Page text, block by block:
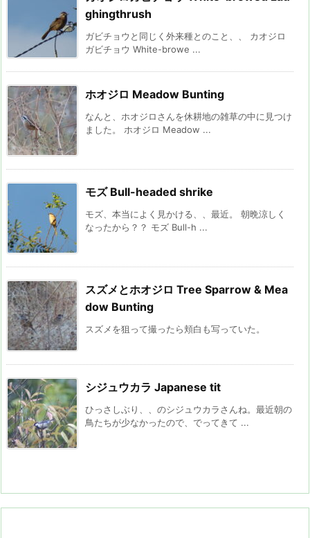
ghingthrush
ガビチョウと同じく外来種とのこと、、 カオジロ
ガビチョウ White-browe ...
ホオジロ Meadow Bunting
なんと、ホオジロさんを休耕地の雑草の中に見つけ
ました。 ホオジロ Meadow ...
モズ Bull-headed shrike
モズ、本当によく見かける、、最近。 朝晩涼しく
なったから？？ モズ Bull-h ...
スズメとホオジロ Tree Sparrow & Mea
dow Bunting
スズメを狙って撮ったら頬白も写っていた。
シジュウカラ Japanese tit
ひっさしぶり、、のシジュウカラさんね。最近朝の
鳥たちが少なかったので、でってきて ...